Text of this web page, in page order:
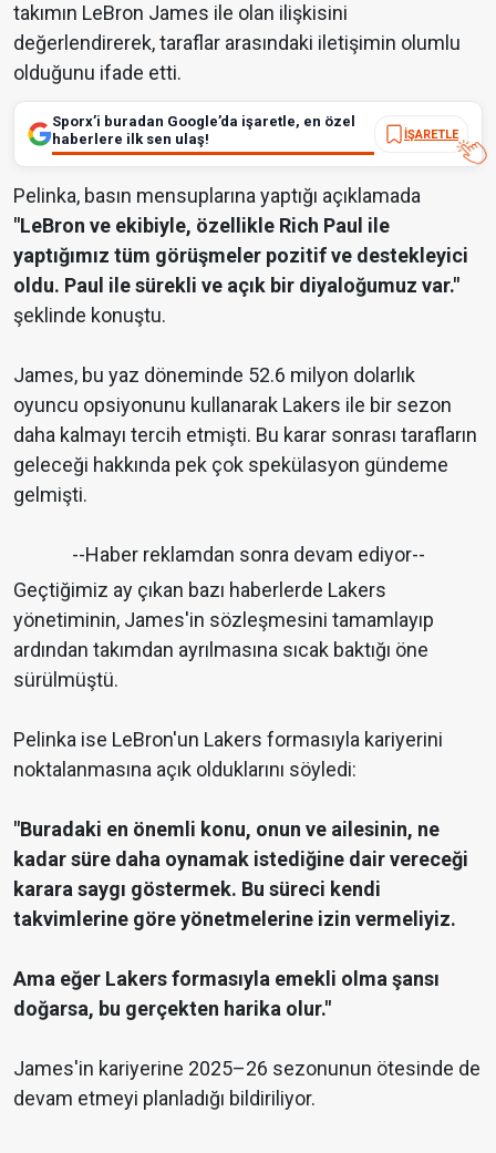
takımın LeBron James ile olan ilişkisini
değerlendirerek, taraflar arasındaki iletişimin olumlu
olduğunu ifade etti.
Sporx’i buradan Google’da işaretle, en özel
haberlere ilk sen ulaş!
İŞARETLE
Pelinka, basın mensuplarına yaptığı açıklamada
"LeBron ve ekibiyle, özellikle Rich Paul ile
yaptığımız tüm görüşmeler pozitif ve destekleyici
oldu. Paul ile sürekli ve açık bir diyaloğumuz var."
şeklinde konuştu.
James, bu yaz döneminde 52.6 milyon dolarlık
oyuncu opsiyonunu kullanarak Lakers ile bir sezon
daha kalmayı tercih etmişti. Bu karar sonrası tarafların
geleceği hakkında pek çok spekülasyon gündeme
gelmişti.
--Haber reklamdan sonra devam ediyor--
Geçtiğimiz ay çıkan bazı haberlerde Lakers
yönetiminin, James'in sözleşmesini tamamlayıp
ardından takımdan ayrılmasına sıcak baktığı öne
sürülmüştü.
Pelinka ise LeBron'un Lakers formasıyla kariyerini
noktalanmasına açık olduklarını söyledi:
"Buradaki en önemli konu, onun ve ailesinin, ne
kadar süre daha oynamak istediğine dair vereceği
karara saygı göstermek. Bu süreci kendi
takvimlerine göre yönetmelerine izin vermeliyiz.
Ama eğer Lakers formasıyla emekli olma şansı
doğarsa, bu gerçekten harika olur."
James'in kariyerine 2025–26 sezonunun ötesinde de
devam etmeyi planladığı bildiriliyor.